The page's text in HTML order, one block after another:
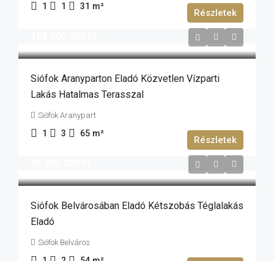
1 1 31 m²
Részletek
Siófok Aranyparton Eladó Közvetlen Vízparti
Lakás Hatalmas Terasszal
Siófok Aranypart
1 3 65 m²
Részletek
Siófok Belvárosában Eladó Kétszobás Téglalakás
Eladó
Siófok Belváros